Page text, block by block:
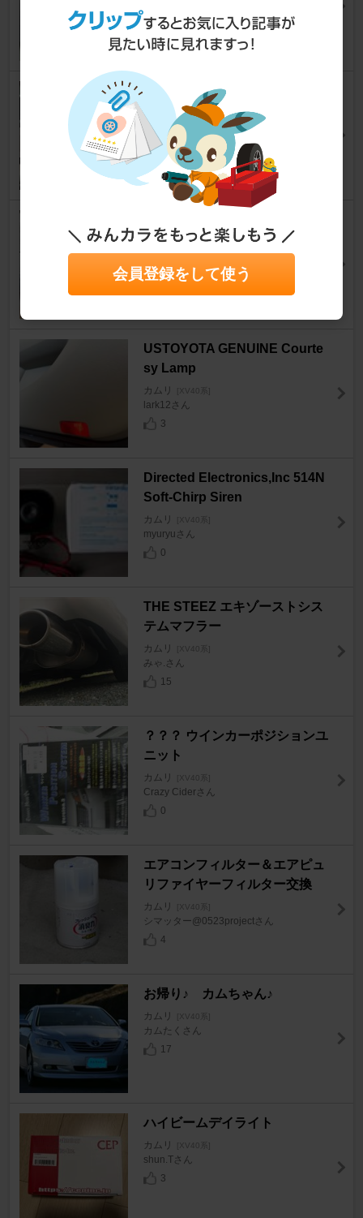
純＠MIX－14さん
11
MOON EYES Dash Mat
カムリ [XV40系]
Hamahiro.oemさん
22
レー
@モモさん
8
USTOYOTA GENUINE Courte
sy Lamp
カムリ [XV40系]
lark12さん
3
Directed Electronics,Inc 514N
Soft-Chirp Siren
カムリ [XV40系]
myuryuさん
0
THE STEEZ エキゾーストシス
テムマフラー
カムリ [XV40系]
みゃ.さん
15
？？？ ウインカーポジションユ
ニット
カムリ [XV40系]
Crazy Ciderさん
0
エアコンフィルター＆エアピュ
リファイヤーフィルター交換
カムリ [XV40系]
シマッター@0523projectさん
4
お帰り♪ カムちゃん♪
カムリ [XV40系]
カムたくさん
17
ハイビームデイライト
カムリ [XV40系]
shun.Tさん
3
会員登録をして使う